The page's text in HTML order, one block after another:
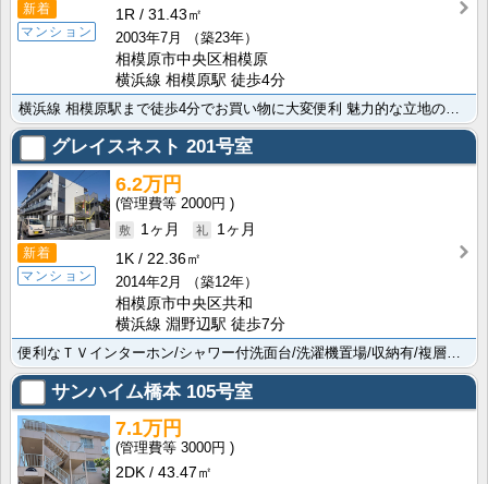
新着
マンション
1R
31.43㎡
2003年7月
（築23年）
相模原市中央区相模原
横浜線 相模原駅 徒歩4分
グレイスネスト 201号室
新着
マンション
6.2万円
2000円
1ヶ月
1ヶ月
1K
22.36㎡
2014年2月
（築12年）
相模原市中央区共和
横浜線 淵野辺駅 徒歩7分
サンハイム橋本105号室
7.1万円
3000円
2DK
43.47㎡